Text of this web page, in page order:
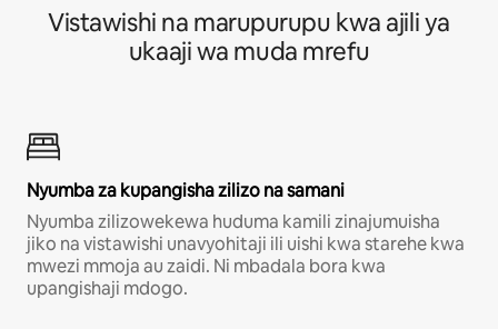
Vistawishi na marupurupu kwa ajili ya
ukaaji wa muda mrefu
Nyumba za kupangisha zilizo na samani
Nyumba zilizowekewa huduma kamili zinajumuisha
jiko na vistawishi unavyohitaji ili uishi kwa starehe kwa
mwezi mmoja au zaidi. Ni mbadala bora kwa
upangishaji mdogo.